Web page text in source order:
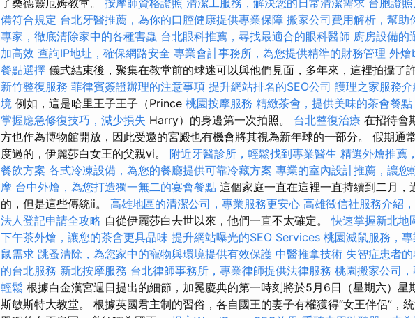
備符合規定 台北牙醫推薦，為你的口腔健康提供專業保障 搬家公司費用解析，幫助
專家，徹底清除家中的各種害蟲 台北眼科推薦，尋找最適合的眼科醫師 廚房設備的
加高效 查詢IP地址，確保網路安全 專業會計事務所，為您提供精準的財務管理 外燴
餐點選擇 儀式結束後，聚集在教堂前的球迷可以與他們見面，多年來，這裡拍攝了
新竹整復服務 菲律賓簽證辦理的注意事項 提升網站排名的SEO公司 護理之家服務
境 例如，這是哈里王子王子（Prince 桃園按摩服務 精緻茶會，提供美味的茶會餐點
掌握應急修復技巧，減少損失 Harry）的身邊第一次拍照。 台北整復治療 在招待會
方也作為博物館開放，因此受邀的宮殿也有機會將其視為新年球的一部分。 假期通
度過的，伊麗莎白女王的父親vi。 附近牙醫診所，輕鬆找到專業醫生 精選外燴推薦
餐飲方案 各式冷凍設備，為您的餐廳提供可靠冷藏方案 專業的室內設計推薦，讓您
摩 台中外燴，為您打造獨一無二的宴會餐點 這個家庭一直在這裡一直持續到二月，
的，但是這些傳統ii。 高雄地區的清潔公司，專業服務更安心 高雄徵信社服務介紹
法人登記申請全攻略 自從伊麗莎白去世以來，他們一直不太確定。快速掌握新北地
下午茶外燴，讓您的茶會更具品味 提升網站曝光的SEO Services 桃園滅鼠服務，
鼠需求 跳蚤清除，為您家中的寵物與環境提供有效保護 中醫推拿技術 失智症患者
的台北服務 新北按摩服務 台北律師事務所，專業律師提供法律服務 桃園搬家公司
輕鬆 根據白金漢宮週日提出的細節，加冕慶典的第一時刻將於5月6日（星期六）星
斯敏斯特大教堂。 根據英國君主制的習俗，各自國王的妻子有權獲得“女王伴侶”，